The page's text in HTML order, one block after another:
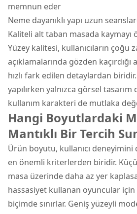
memnun eder
Neme dayanıklı yapı uzun
Kaliteli alt taban masada kaymayı
Yüzey kalitesi, kullanıcıların çoğu
açıklamalarında gözden
hızlı fark edilen detaylardan
yapılırken yalnızca görsel
kullanım karakteri de mutlaka
Hangi Boyutlardaki
Mantıklı Bir Tercih
Ürün boyutu, kullanıcı
en önemli kriterlerden biridir.
masa üzerinde daha az yer
hassasiyet kullanan oyuncular için
biçimde sınırlar. Geniş yüzeyli